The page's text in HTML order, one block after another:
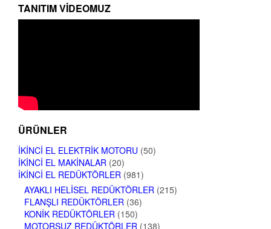
TANITIM VIDEOMUZ
ÜRÜNLER
İKINCI EL ELEKTRIK MOTORU (50)
İKINCI EL MAKINALAR (20)
İKINCI EL REDÜKTÖRLER (981)
AYAKLI HELISEL REDÜKTÖRLER (215)
FLANŞLI REDÜKTÖRLER (36)
KONIK REDÜKTÖRLER (150)
MOTORSUZ REDÜKTÖRLER (138)